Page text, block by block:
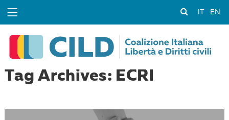
EN
Tag Archives: ECRI